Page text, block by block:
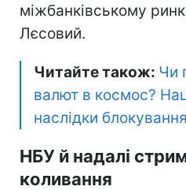
міжбанківському
Лєсовий.
Читайте також: Чи
валют в космос?
наслідки
НБУ й надалі
коливання